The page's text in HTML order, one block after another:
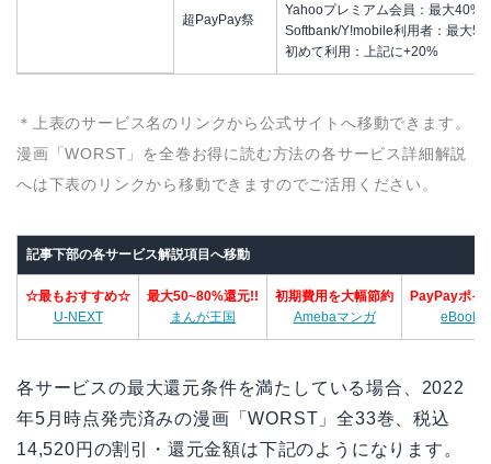
超PayPay祭
Yahooプレミアム会員：最大40%
Softbank/Y!mobile利用者：最大
初めて利用：上記に+20%
＊上表のサービス名のリンクから公式サイトへ移動できます。
漫画「WORST」を全巻お得に読む方法の各サービス詳細解説
へは下表のリンクから移動できますのでご活用ください。
記事下部の各サービス解説項目へ移動
☆最もおすすめ☆
U-NEXT
最大50~80%還元!!
まんが王国
初期費用を大幅節約
Amebaマンガ
PayPayポイ
eBook
各サービスの最大還元条件を満たしている場合、2022
年5月時点発売済みの漫画「WORST」全33巻、税込
14,520円の割引・還元金額は下記のようになります。